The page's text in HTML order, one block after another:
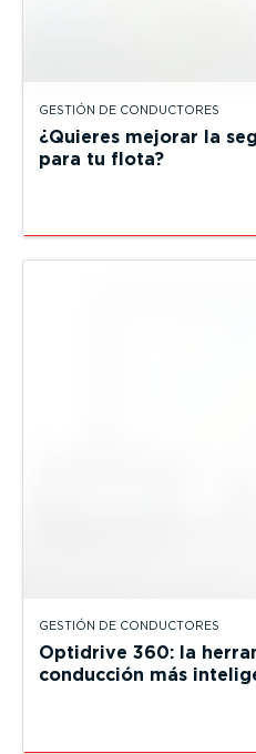
GESTIÓN DE CONDUCTORES
¿Quieres mejorar la
para tu flota?
GESTIÓN DE CONDUCTORES
Optidrive 360: la
conducción más